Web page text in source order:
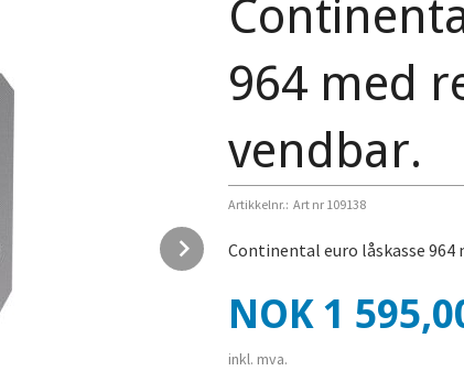
Next
964 med
vendbar.
Artikkelnr.: Art nr 109138
Continental euro låskasse
Pris
NOK 1
inkl. mva.